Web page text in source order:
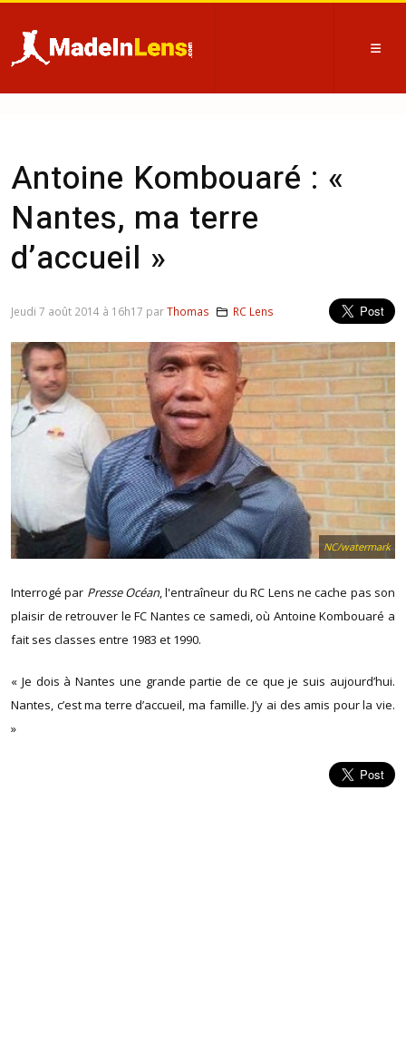
Antoine Kombouaré : «
Nantes, ma terre
d’accueil »
NC/watermark
Interrogé par Presse Océan, l'entraîneur du RC Lens ne cache pas son
plaisir de retrouver le FC Nantes ce samedi, où Antoine Kombouaré a
fait ses classes entre 1983 et 1990.
« Je dois à Nantes une grande partie de ce que je suis aujourd’hui.
Nantes, c’est ma terre d’accueil, ma famille. J’y ai des amis pour la vie.
»
Jeudi 7 août 2014 à 16h17 parThomas RC Lens